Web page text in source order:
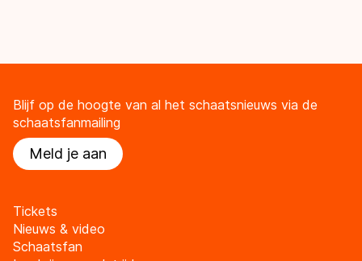
Blijf op de hoogte van al het schaatsnieuws via de
schaatsfanmailing
Meld je aan
Tickets
Nieuws & video
Schaatsfan